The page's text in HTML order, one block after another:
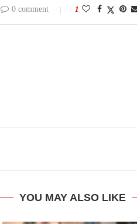
0 comment 1
YOU MAY ALSO LIKE